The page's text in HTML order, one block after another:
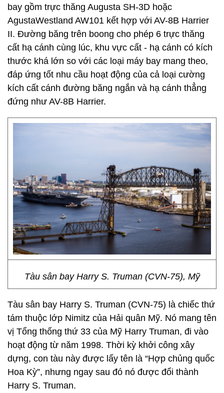
bay gồm trực thăng Augusta SH-3D hoặc
AgustaWestland AW101 kết hợp với AV-8B Harrier
II. Đường băng trên boong cho phép 6 trực thăng
cất hạ cánh cùng lúc, khu vực cất - hạ cánh có kích
thước khá lớn so với các loại máy bay mang theo,
đáp ứng tốt nhu cầu hoạt động của cả loại cường
kích cất cánh đường băng ngắn và hạ cánh thẳng
đứng như AV-8B Harrier.
Tàu sân bay Harry S. Truman (CVN-75), Mỹ
Tàu sân bay Harry S. Truman (CVN-75) là chiếc thứ
tám thuộc lớp Nimitz của Hải quân Mỹ. Nó mang tên
vị Tổng thống thứ 33 của Mỹ Harry Truman, đi vào
hoạt động từ năm 1998. Thời kỳ khởi công xây
dựng, con tàu này được lấy tên là “Hợp chủng quốc
Hoa Kỳ”, nhưng ngay sau đó nó được đổi thành
Harry S. Truman.